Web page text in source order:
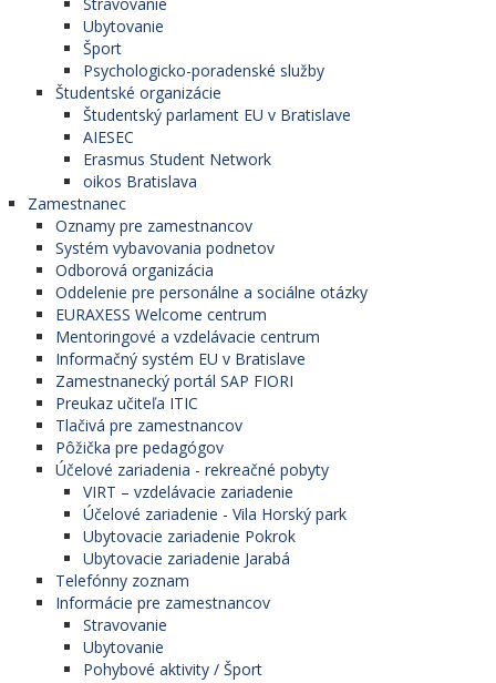
Ubytovanie
Šport
Psychologicko-poradenské služby
Študentské organizácie
Študentský parlament EU v Bratislave
AIESEC
Erasmus Student Network
oikos Bratislava
Zamestnanec
Oznamy pre zamestnancov
Systém vybavovania podnetov
Odborová organizácia
Oddelenie pre personálne a sociálne otázky
EURAXESS Welcome centrum
Mentoringové a vzdelávacie centrum
Informačný systém EU v Bratislave
Zamestnanecký portál SAP FIORI
Preukaz učiteľa ITIC
Tlačivá pre zamestnancov
Pôžička pre pedagógov
Účelové zariadenia - rekreačné pobyty
VIRT – vzdelávacie zariadenie
Účelové zariadenie - Vila Horský park
Ubytovacie zariadenie Pokrok
Ubytovacie zariadenie Jarabá
Telefónny zoznam
Informácie pre zamestnancov
Stravovanie
Ubytovanie
Pohybové aktivity / Šport